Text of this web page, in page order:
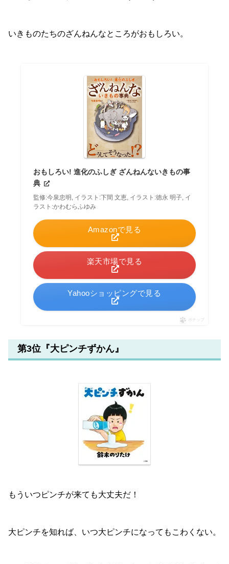
いきものたちのざんねんなところがおもしろい。
おもしろい! 進化のふしぎ ざんねんないきもの事
典
監修:今泉忠明, イラスト:下間 文恵, イラスト:徳永 明子, イ
ラスト:かわむらふゆみ
Amazonで見る
楽天市場で見る
Yahooショッピングで見る
ポチップ
第3位『大ピンチずかん』
もういつピンチが来ても大丈夫だ！
大ピンチを知れば、いつ大ピンチになってもこわくない。